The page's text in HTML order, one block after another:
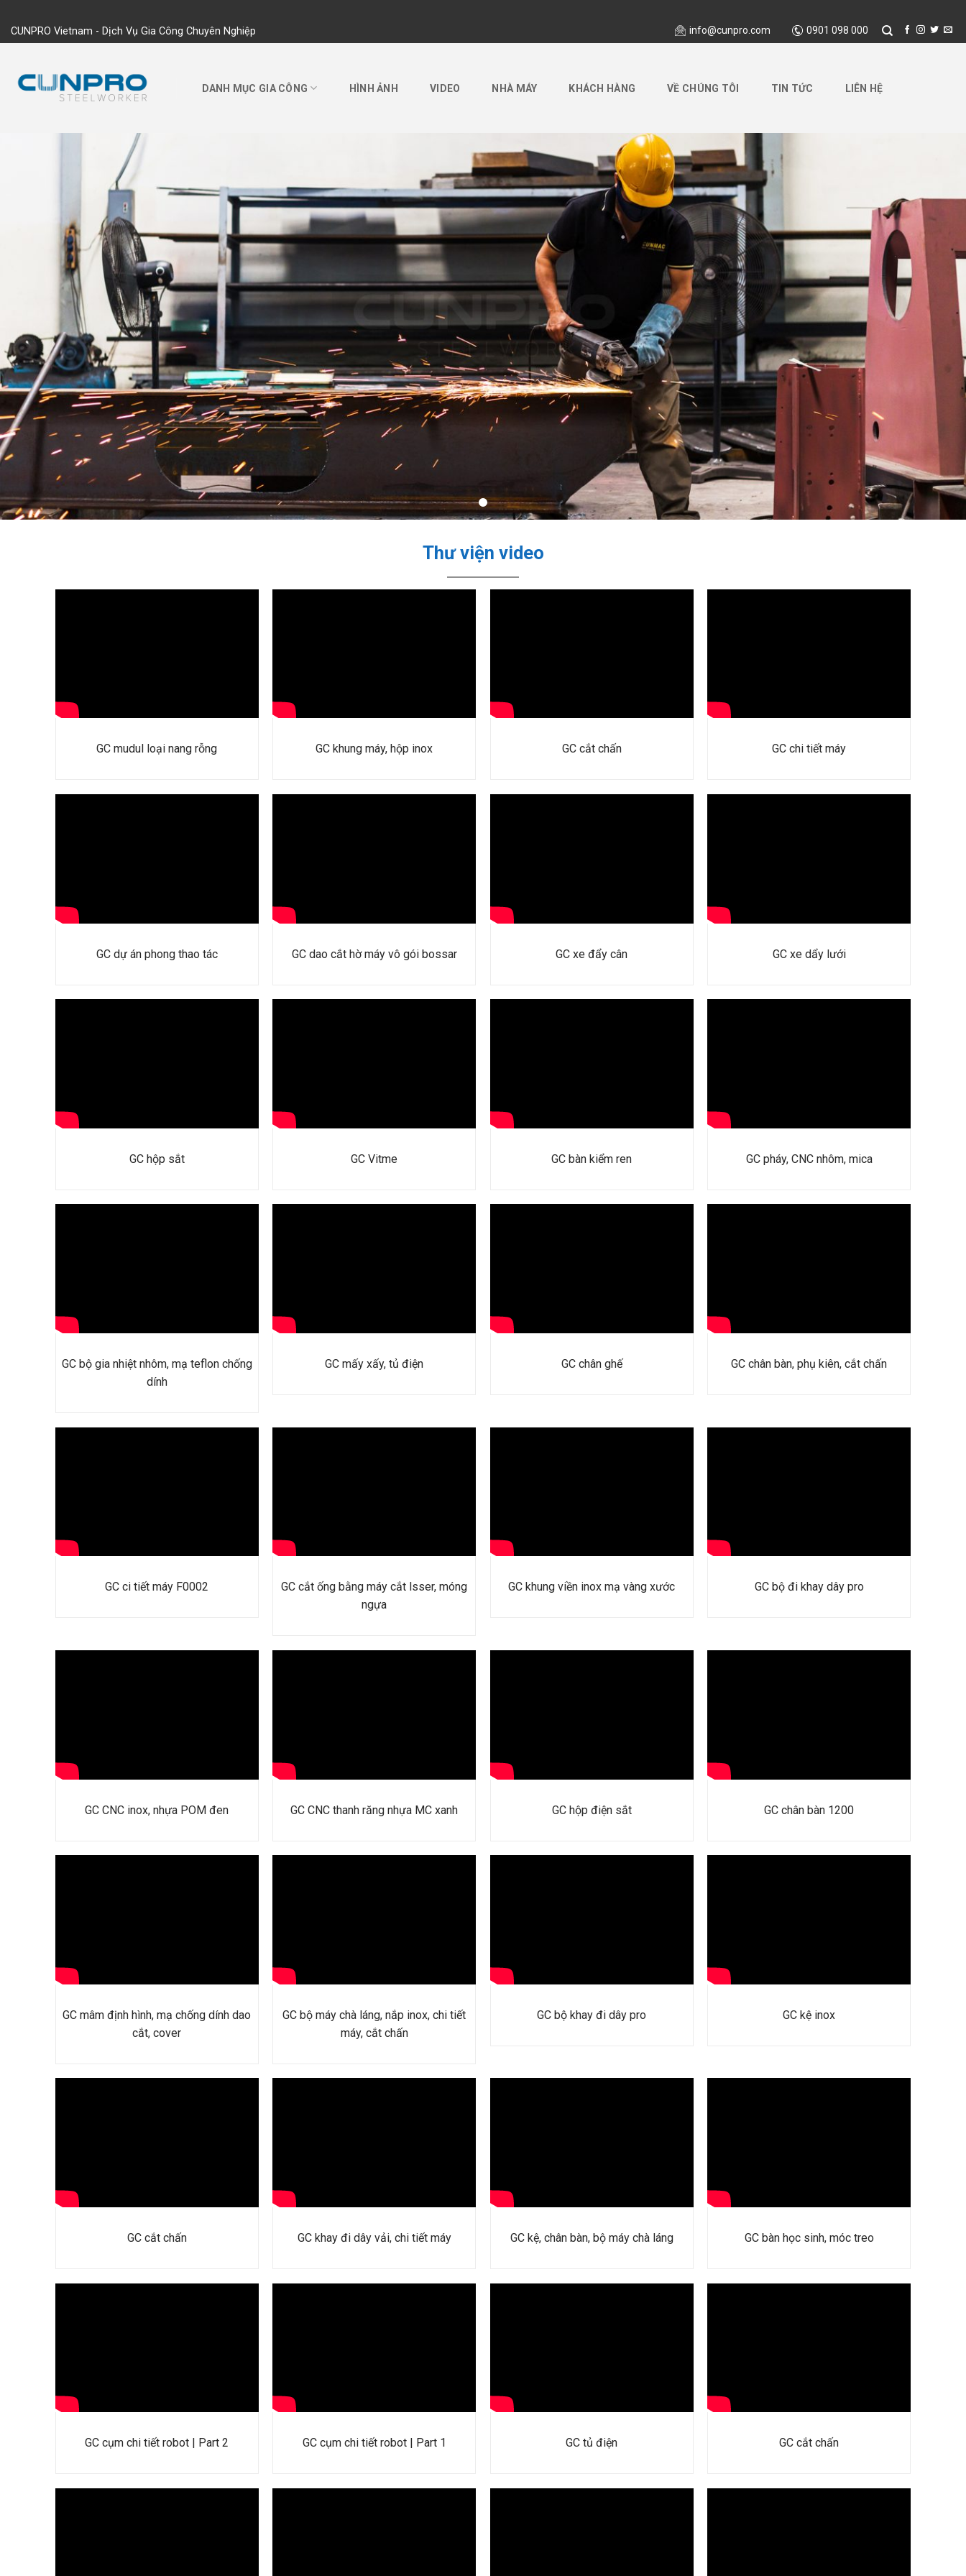
content
CUNPRO Vietnam - Dịch Vụ Gia Công Chuyên Nghiệp info@cunpro.com 0901 098 000
DANH MỤC GIA CÔNG HÌNH ẢNH VIDEO NHÀ MÁY KHÁCH HÀNG VỀ CHÚNG TÔI TIN TỨC LIÊN HỆ
Thư viện video
GC mudul loại nang rỗng GC khung máy, hộp inox GC cắt chấn GC chi tiết máy
GC dự án phong thao tác GC dao cắt hờ máy vô gói bossar GC xe đẩy cân GC xe dẩy lưới
GC hộp sắt GC Vitme GC bàn kiểm ren GC pháy, CNC nhôm, mica
GC bộ gia nhiệt nhôm, mạ teflon chống
dính
GC mấy xấy, tủ điện GC chân ghế GC chân bàn, phụ kiên, cắt chấn
GC ci tiết máy F0002
GC cắt ống bằng máy cắt lsser, móng
ngựa
GC khung viền inox mạ vàng xước GC bộ đi khay dây pro
GC CNC inox, nhựa POM đen GC CNC thanh răng nhựa MC xanh GC hộp điện sắt GC chân bàn 1200
GC mâm định hình, mạ chống dính dao
cắt, cover
GC bộ máy chà láng, nắp inox, chi tiết
máy, cắt chấn
GC bộ khay đi dây pro GC kệ inox
GC cắt chấn GC khay đi dây vải, chi tiết máy GC kệ, chân bàn, bộ máy chà láng GC bàn học sinh, móc treo
GC cụm chi tiết robot | Part 2 GC cụm chi tiết robot | Part 1 GC tủ điện GC cắt chấn